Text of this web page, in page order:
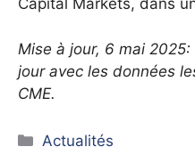
Capital Markets, dans
Mise à jour, 6 mai
jour avec les données
CME.
Catégories
Actualités